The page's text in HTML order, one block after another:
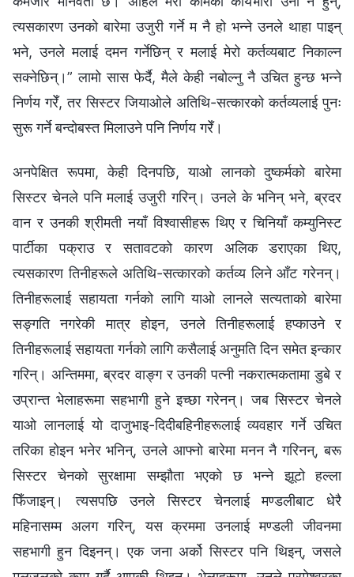
त्यसकारण उनको बारेमा उजुरी गर्ने म नै हो भन्‍ने उनले थाहा पाइन्
भने, उनले मलाई दमन गर्नेछिन् र मलाई मेरो कर्तव्यबाट निकाल्‍न
सक्‍नेछिन्।” लामो सास फेर्दै, मैले केही नबोल्‍नु नै उचित हुन्छ भन्‍ने
निर्णय गरेँ, तर सिस्टर जियाओले अतिथि-सत्कारको कर्तव्यलाई पुनः
सुरू गर्ने बन्दोबस्त मिलाउने पनि निर्णय गरेँ।
अनपेक्षित रूपमा, केही दिनपछि, याओ लानको दुष्कर्मको बारेमा
सिस्टर चेनले पनि मलाई उजुरी गरिन्। उनले के भनिन् भने, ब्रदर
वान र उनकी श्रीमती नयाँ विश्‍वासीहरू थिए र चिनियाँ कम्युनिस्ट
पार्टीका पक्राउ र सतावटको कारण अलिक डराएका थिए,
त्यसकारण तिनीहरूले अतिथि-सत्कारको कर्तव्य लिने आँट गरेनन्।
तिनीहरूलाई सहायता गर्नको लागि याओ लानले सत्यताको बारेमा
सङ्गति नगरेकी मात्र होइन, उनले तिनीहरूलाई हप्काउने र
तिनीहरूलाई सहायता गर्नको लागि कसैलाई अनुमति दिन समेत इन्कार
गरिन्। अन्तिममा, ब्रदर वाङ्ग र उनकी पत्‍नी नकरात्मकतामा डुबे र
उप्रान्त भेलाहरूमा सहभागी हुने इच्‍छा गरेनन्। जब सिस्टर चेनले
याओ लानलाई यो दाजुभाइ-दिदीबहिनीहरूलाई व्यवहार गर्ने उचित
तरिका होइन भनेर भनिन्, उनले आफ्‍नो बारेमा मनन नै गरिनन्, बरू
सिस्टर चेनको सुरक्षामा सम्झौता भएको छ भन्‍ने झूटो हल्‍ला
फिँजाइन्। त्यसपछि उनले सिस्टर चेनलाई मण्डलीबाट धेरै
महिनासम्‍म अलग गरिन्, यस क्रममा उनलाई मण्डली जीवनमा
सहभागी हुन दिइनन्। एक जना अर्को सिस्टर पनि थिइन्, जसले